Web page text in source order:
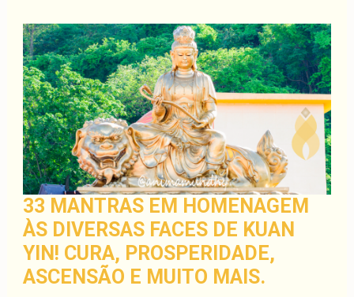
33 MANTRAS EM HOMENAGEM
ÀS DIVERSAS FACES DE KUAN
YIN! CURA, PROSPERIDADE,
ASCENSÃO E MUITO MAIS.